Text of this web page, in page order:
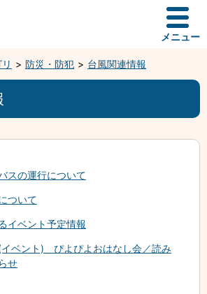
メニュー
防災・防犯 台風関連情報
スの運行について
ついて
イベント予定情報
(イベント) ぴよぴよおはなし会／読み
せ